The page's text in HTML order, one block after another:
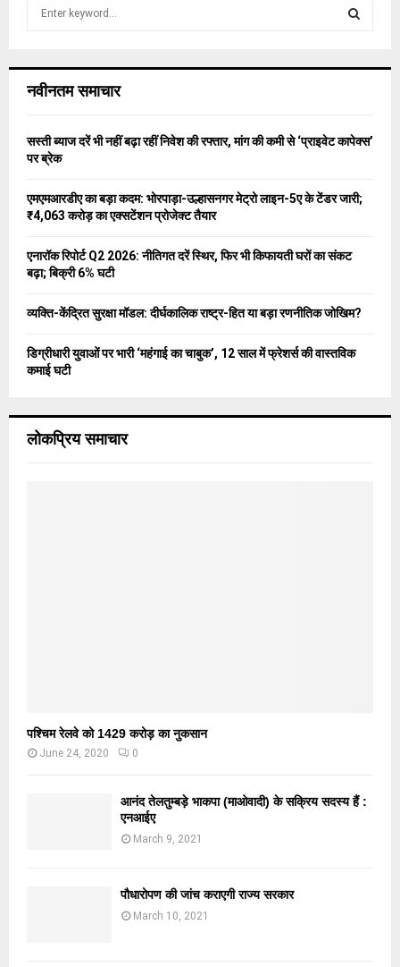
h
o
r
C
नवीनतम समाचार
सस्ती ब्याज दरें भी नहीं बढ़ा रहीं निवेश की रफ्तार, मांग की कमी से ‘प्राइवेट कापेक्स’
पर ब्रेक
एमएमआरडीए का बड़ा कदम: भोरपाड़ा-उल्हासनगर मेट्रो लाइन-5ए के टेंडर जारी;
₹4,063 करोड़ का एक्सटेंशन प्रोजेक्ट तैयार
एनारॉक रिपोर्ट Q2 2026: नीतिगत दरें स्थिर, फिर भी किफायती घरों का संकट
बढ़ा; बिक्री 6% घटी
व्यक्ति-केंद्रित सुरक्षा मॉडल: दीर्घकालिक राष्ट्र-हित या बड़ा रणनीतिक जोखिम?
डिग्रीधारी युवाओं पर भारी ‘महंगाई का चाबुक’, 12 साल में फ्रेशर्स की वास्तविक
कमाई घटी
लोकप्रिय समाचार
पश्चिम रेलवे को 1429 करोड़ का नुकसान
June 24, 2020 0
आनंद तेलतुम्बड़े भाकपा (माओवादी) के सक्रिय सदस्य हैं :
एनआईए
March 9, 2021
पौधारोपण की जांच कराएगी राज्य सरकार
March 10, 2021